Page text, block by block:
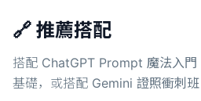
🔗 推薦搭配
搭配 ChatGPT Prompt 魔法入門
基礎，或搭配 Gemini 證照衝刺班